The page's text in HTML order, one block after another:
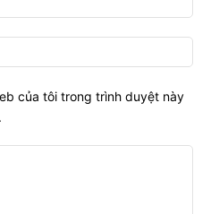
của tôi trong trình duyệt này